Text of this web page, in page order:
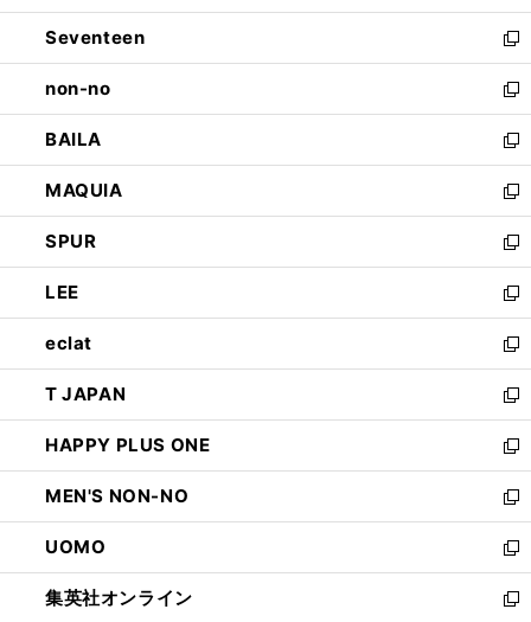
開
く
ウ
で
開
く
ン
ド
ウ
で
開
く
Seventeen
新
し
い
ウ
ィ
ン
ド
ウ
で
開
く
non-no
新
し
い
ウ
ィ
ン
ド
ウ
で
開
く
BAILA
新
し
い
ウ
ィ
ン
ド
ウ
で
開
く
MAQUIA
新
し
い
ウ
ィ
ン
ド
ウ
で
開
く
SPUR
新
し
い
ウ
ィ
ン
ド
ウ
で
開
く
LEE
新
し
い
ウ
ィ
ン
ド
ウ
で
開
く
eclat
新
し
い
ウ
ィ
ン
ド
ウ
で
開
く
T JAPAN
新
し
い
ウ
ィ
ン
ド
ウ
で
HAPPY PLUS ONE
新
し
い
ウ
ィ
ン
ド
MEN'S NON-NO
新
し
い
ウ
ィ
UOMO
新
し
い
集英社オンライン
新